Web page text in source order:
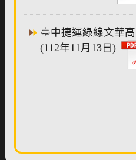
臺中捷運綠線文華
(112年11月13日)